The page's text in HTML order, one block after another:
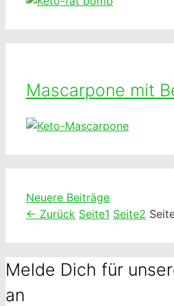
Mascarpone mit
Neuere Beiträge
← Zurück Seite1 Seite2
Melde Dich für
an